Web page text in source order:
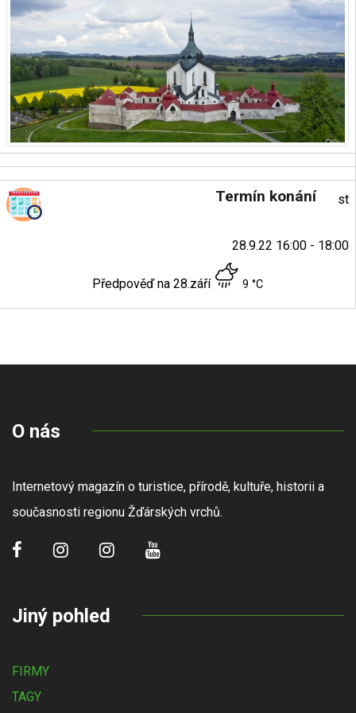
Termín konání st
28.9.22 16:00 - 18:00
Předpověď na 28.září 9 °C
O nás
Internetový magazín o turistice, přírodě, kultuře, historii a
současnosti regionu Žďárských vrchů.
Jiný pohled
FIRMY
TAGY